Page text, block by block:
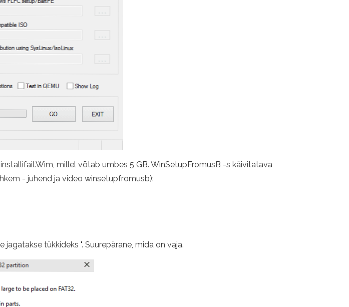
millel võtab umbes 5 GB. WinSetupFromusB -s käivitatava
- juhend ja video winsetupfromusb):
jagatakse tükkideks ". Suurepärane, mida on vaja.